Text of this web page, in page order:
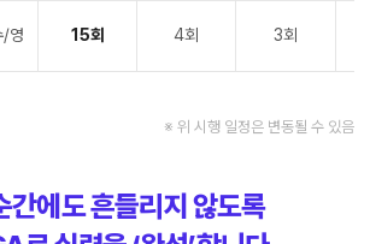
/영 15회 4회 3회
※ 위 시행 일정은 변동될 수 있음
간에도 흔들리지 않도록